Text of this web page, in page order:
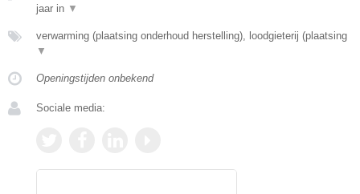
jaar in ▼
verwarming (plaatsing onderhoud herstelling), loodgieterij (plaatsing
▼
Openingstijden onbekend
Sociale media: